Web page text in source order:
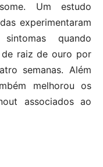
Um estudo
experimentaram
quando
raiz de ouro por
semanas. Além
melhorou os
associados ao